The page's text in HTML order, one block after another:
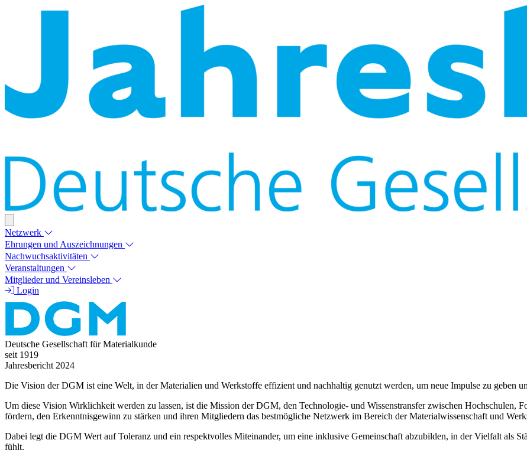
Netzwerk
Ehrungen und Auszeichnungen
Nachwuchsaktivitäten
Veranstaltungen
Mitglieder und Vereinsleben
Login
Deutsche Gesellschaft für Materialkunde
seit 1919
Jahresbericht 2024
Die Vision der DGM ist eine Welt, in der Materialien und Werkstoffe effizient und nachhaltig genutzt werden, um neue Impulse zu geben
Um diese Vision Wirklichkeit werden zu lassen, ist die Mission der DGM, den Technologie- und Wissenstransfer zwischen Hochschulen,
fördern, den Erkenntnisgewinn zu stärken und ihren Mitgliedern das bestmögliche Netzwerk im Bereich der Materialwissenschaft und
Dabei legt die DGM Wert auf Toleranz und ein respektvolles Miteinander, um eine inklusive Gemeinschaft abzubilden, in der Vielfalt als
fühlt.